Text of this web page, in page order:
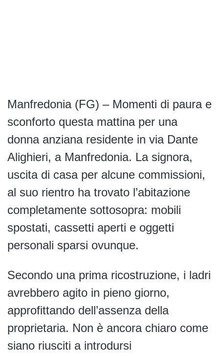
Manfredonia (FG) – Momenti di paura e
sconforto questa mattina per una
donna anziana residente in via Dante
Alighieri, a Manfredonia. La signora,
uscita di casa per alcune commissioni,
al suo rientro ha trovato l’abitazione
completamente sottosopra: mobili
spostati, cassetti aperti e oggetti
personali sparsi ovunque.
Secondo una prima ricostruzione, i ladri
avrebbero agito in pieno giorno,
approfittando dell’assenza della
proprietaria. Non è ancora chiaro come
siano riusciti a introdursi